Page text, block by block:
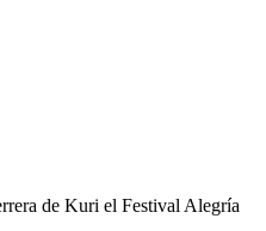
de Kuri el Festival Alegría